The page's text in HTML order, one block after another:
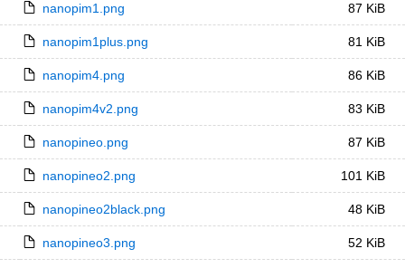
nanopim1.png 87 KiB
nanopim1plus.png 81 KiB
nanopim4.png 86 KiB
nanopim4v2.png 83 KiB
nanopineo.png 87 KiB
nanopineo2.png 101 KiB
nanopineo2black.png 48 KiB
nanopineo3.png 52 KiB